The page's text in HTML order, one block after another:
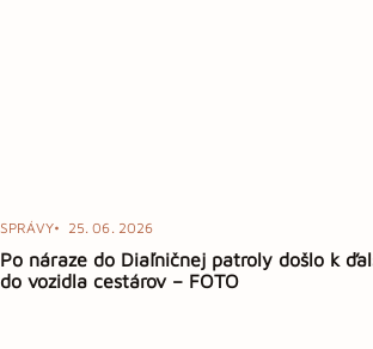
SPRÁVY 25. 06. 2026
Po náraze do Diaľničnej patroly došlo k
do vozidla cestárov – FOTO